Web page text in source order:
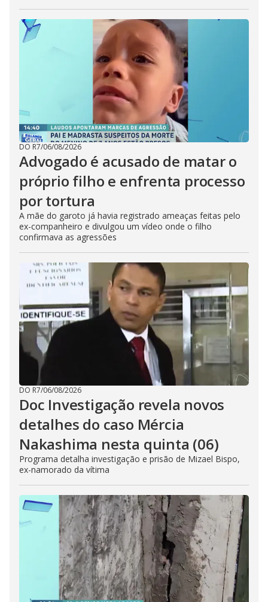
DO R7/06/08/2026
Advogado é acusado de matar o
próprio filho e enfrenta processo
por tortura
A mãe do garoto já havia registrado ameaças feitas pelo
ex-companheiro e divulgou um vídeo onde o filho
confirmava as agressões
DO R7/06/08/2026
Doc Investigação revela novos
detalhes do caso Mércia
Nakashima nesta quinta (06)
Programa detalha investigação e prisão de Mizael Bispo,
ex-namorado da vítima